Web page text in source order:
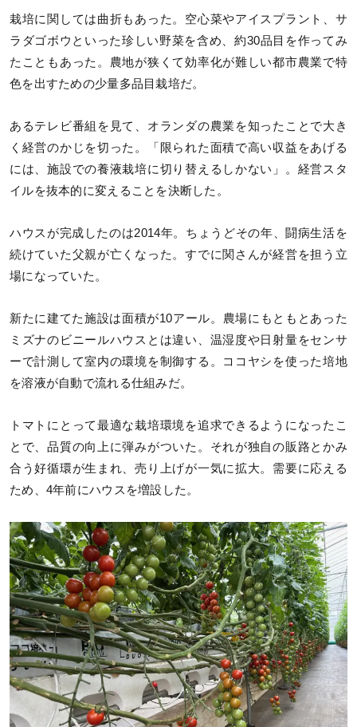
栽培に関しては曲折もあった。空心菜やアイスプラント、サ
ラダゴボウといった珍しい野菜を含め、約30品目を作ってみ
たこともあった。農地が狭くて効率化が難しい都市農業で特
色を出すための少量多品目栽培だ。
あるテレビ番組を見て、オランダの農業を知ったことで大き
く経営のかじを切った。「限られた面積で高い収益をあげる
には、施設での養液栽培に切り替えるしかない」。経営スタ
イルを抜本的に変えることを決断した。
ハウスが完成したのは2014年。ちょうどその年、闘病生活を
続けていた父親が亡くなった。すでに関さんが経営を担う立
場になっていた。
新たに建てた施設は面積が10アール。農場にもともとあった
ミズナのビニールハウスとは違い、温湿度や日射量をセンサ
ーで計測して室内の環境を制御する。ココヤシを使った培地
を溶液が自動で流れる仕組みだ。
トマトにとって最適な栽培環境を追求できるようになったこ
とで、品質の向上に弾みがついた。それが独自の販路とかみ
合う好循環が生まれ、売り上げが一気に拡大。需要に応える
ため、4年前にハウスを増設した。